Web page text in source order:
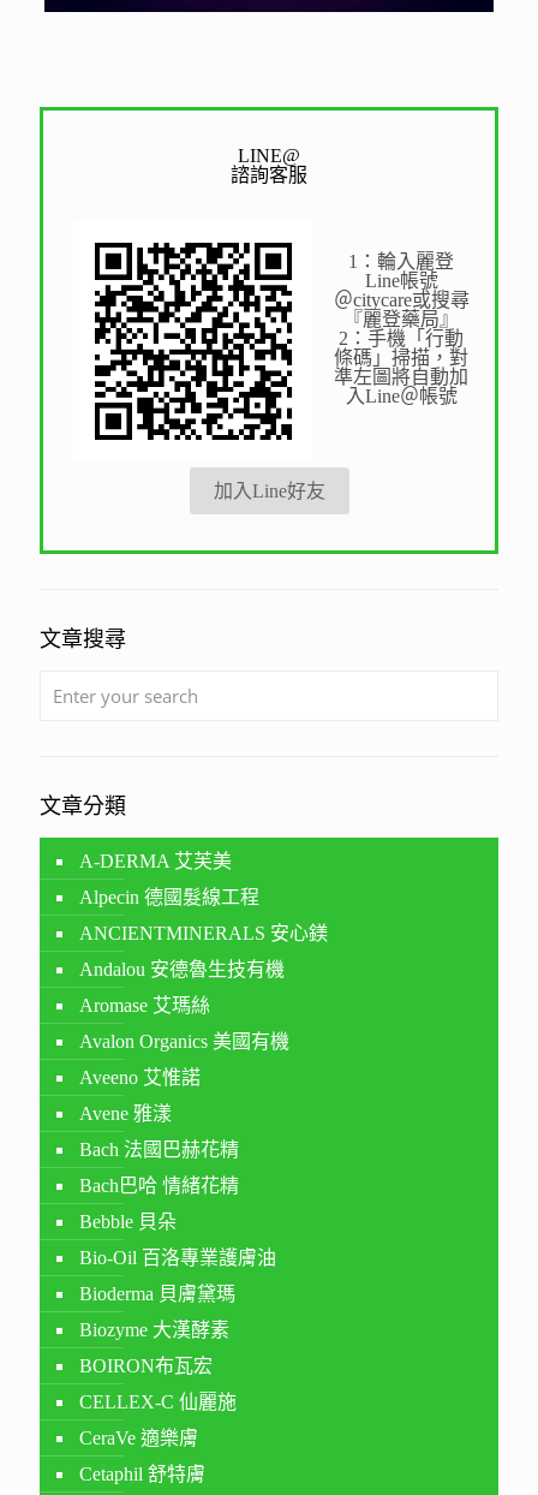
LINE@
諮詢客服
1：輪入麗登
Line帳號
＠citycare或搜尋
『麗登藥局』
2：手機「行動
條碼」掃描，對
準左圖將自動加
入Line＠帳號
加入Line好友
文章搜尋
文章分類
A-DERMA 艾芙美
Alpecin 德國髮線工程
ANCIENTMINERALS 安心鎂
Andalou 安德魯生技有機
Aromase 艾瑪絲
Avalon Organics 美國有機
Aveeno 艾惟諾
Avene 雅漾
Bach 法國巴赫花精
Bach巴哈 情緒花精
Bebble 貝朵
Bio-Oil 百洛專業護膚油
Bioderma 貝膚黛瑪
Biozyme 大漢酵素
BOIRON布瓦宏
CELLEX-C 仙麗施
CeraVe 適樂膚
Cetaphil 舒特膚